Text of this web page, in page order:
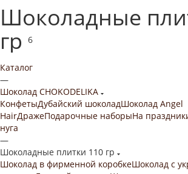
Шоколадные
гр 6
Каталог
—
Шоколад CHOKODELIKA
КонфетыДубайский шоколадШоколад Angel
HairДражеПодарочные наборыНа
нуга
—
Шоколадные плитки 110 гр
Шоколад в фирменной коробкеШоколад с